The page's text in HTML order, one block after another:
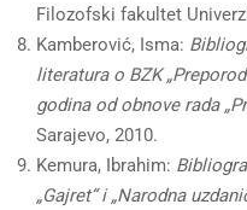
Filozofski fakultet
Kamberović, Isma:
literatura o BZK
godina od obnove rada
Sarajevo, 2010.
Kemura, Ibrahim:
„Gajret“ i „Narodna